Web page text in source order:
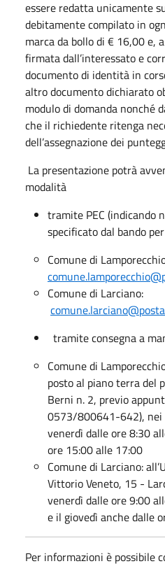
essere redatta unicamente
debitamente compilato in
marca da bollo di € 16,00 e,
firmata dall’interessato e
documento di identità in
altro documento dichiarato
modulo di domanda nonché
che il richiedente ritenga
dell’assegnazione dei
La presentazione potrà
modalità
tramite PEC (indicando
specificato dal bando
Comune di
Comune di
tramite consegna a
Comune di
posto al piano terra del
Berni n. 2, previo
0573/800641-642), nei
venerdì dalle ore 8:30
ore 15:00 alle 17:00
Comune di Larciano:
Vittorio Veneto, 15 -
venerdì dalle ore 9:00
e il giovedì anche dalle
Per informazioni è possibile